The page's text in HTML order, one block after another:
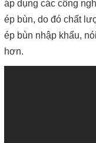
áp dụng các công
ép bùn, do đó chất
ép bùn nhập khẩu,
hơn.